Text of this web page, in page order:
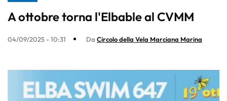
A ottobre torna l'Elbable al CVMM
04/09/2025 - 10:31 Da Circolo della Vela Marciana Marina